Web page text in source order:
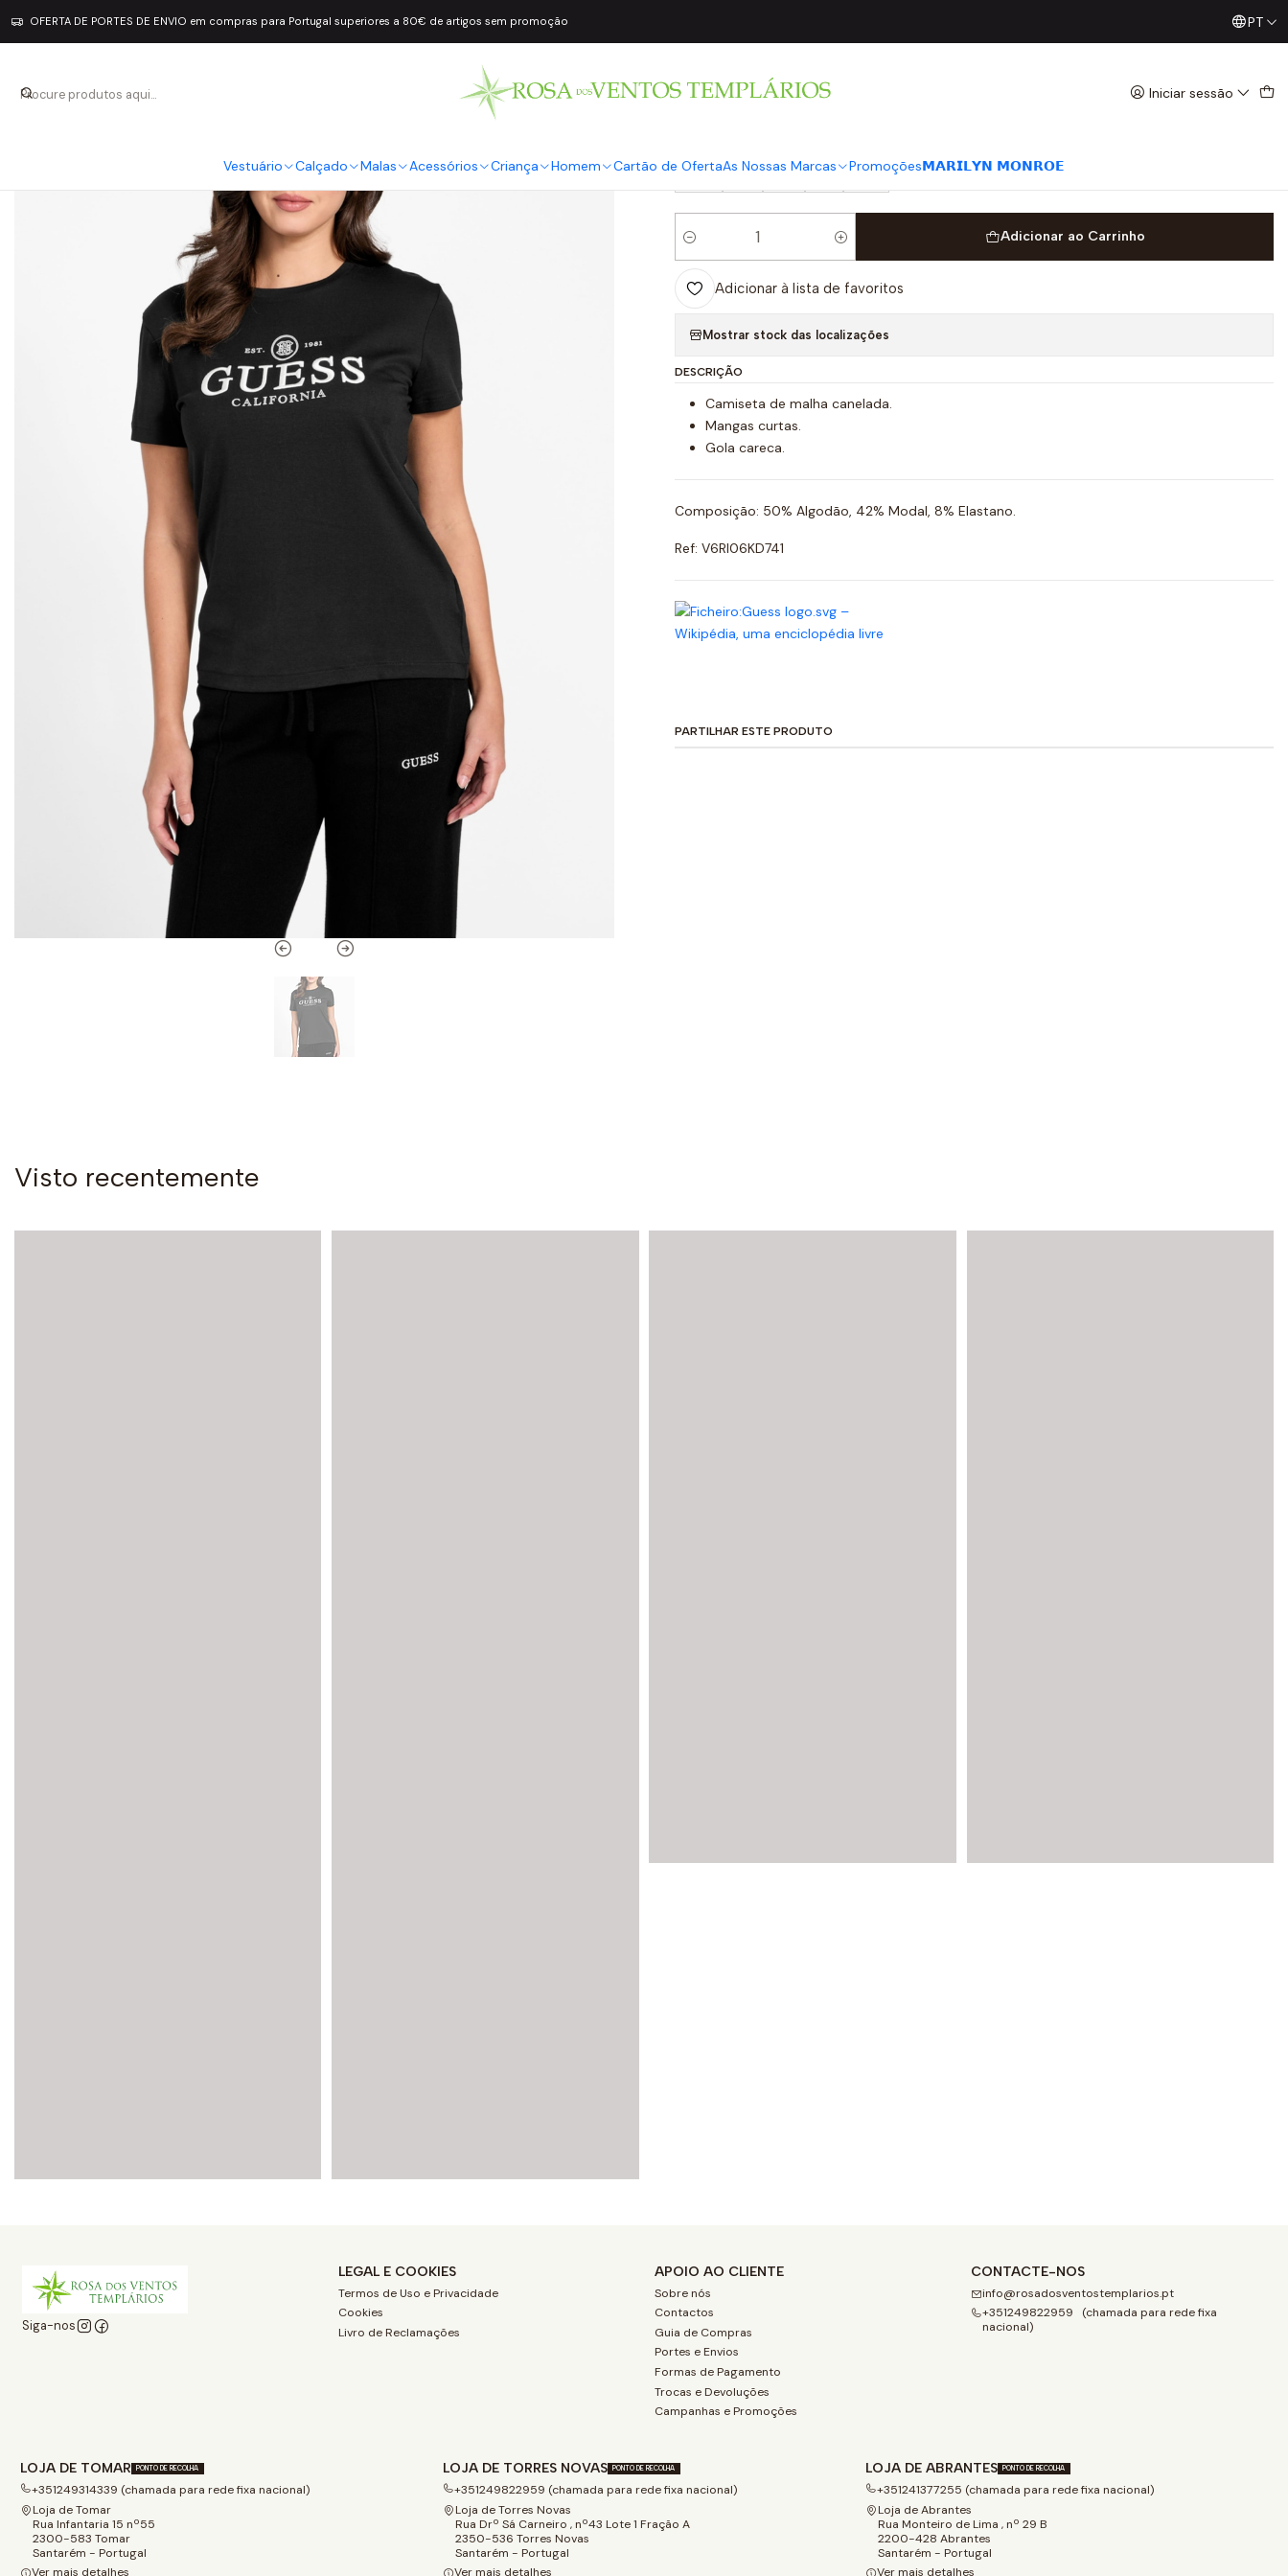
Iniciar sessão
Vestuário Calçado Malas Acessórios Criança Homem Cartão de OfertaAs Nossas Marcas Promoções𝗠𝗔𝗥𝗜𝗟𝗬𝗡 𝗠𝗢𝗡𝗥𝗢𝗘
OFERTA DE PORTES DE ENVIO em compras para Portugal superiores a 80€ de artigos sem promoção Já conhece os nossos Diretos? Todas as Segundas /PT
|
XS S M L XL
Quantidade
Adicionar ao Carrinho
Adicionar à lista de favoritos
Mostrar stock das localizações
DESCRIÇÃO
Camiseta de malha canelada.
Mangas curtas.
Gola careca.
Composição: 50% Algodão, 42% Modal, 8% Elastano.
Ref: V6RI06KD741
PARTILHAR ESTE PRODUTO
Visto recentemente
Siga-nos
LEGAL E COOKIES
Termos de Uso e Privacidade
Cookies
Livro de Reclamações
APOIO AO CLIENTE
Sobre nós
Contactos
Guia de Compras
Portes e Envios
Formas de Pagamento
Trocas e Devoluções
Campanhas e Promoções
CONTACTE-NOS
info@rosadosventostemplarios.pt
+351249822959 (chamada para rede fixa
nacional)
LOJA DE TOMAR PONTO DE RECOLHA
+351249314339 (chamada para rede fixa nacional)
Loja de Tomar
Rua Infantaria 15 nº55
2300-583 Tomar
Santarém - Portugal
Ver mais detalhes
LOJA DE TORRES NOVAS PONTO DE RECOLHA
+351249822959 (chamada para rede fixa nacional)
Loja de Torres Novas
Rua Drº Sá Carneiro , nº43 Lote 1 Fração A
2350-536 Torres Novas
Santarém - Portugal
Ver mais detalhes
LOJA DE ABRANTES PONTO DE RECOLHA
+351241377255 (chamada para rede fixa nacional)
Loja de Abrantes
Rua Monteiro de Lima , nº 29 B
2200-428 Abrantes
Santarém - Portugal
Ver mais detalhes